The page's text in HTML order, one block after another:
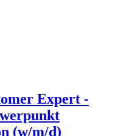
Expert -
(w/m/d)